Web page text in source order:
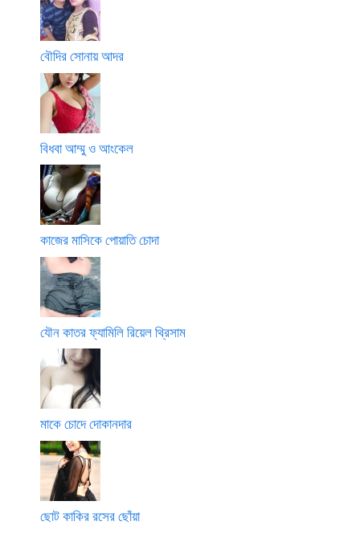
বৌদির সোনায় আদর
বিধবা আম্মু ও আংকেল
কাজের মাসিকে পোয়াতি চোদা
যৌন কাতর ফ্যামিলি রিয়েল থ্রিসাম
মাকে চোদে দোকানদার
ছোট কাকির রসের ছোঁয়া